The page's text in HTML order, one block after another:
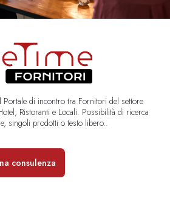
di incontro tra Fornitori del settore
Ristoranti e Locali. Possibilità di ricerca
singoli prodotti o testo libero..
consulenza